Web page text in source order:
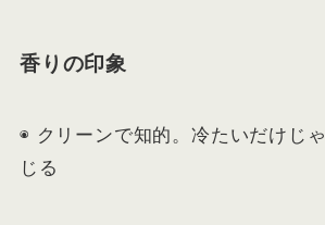
香りの印象
◉ クリーンで知的。冷たいだけじ
じる